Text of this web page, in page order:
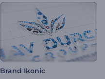
Brand Ikonic